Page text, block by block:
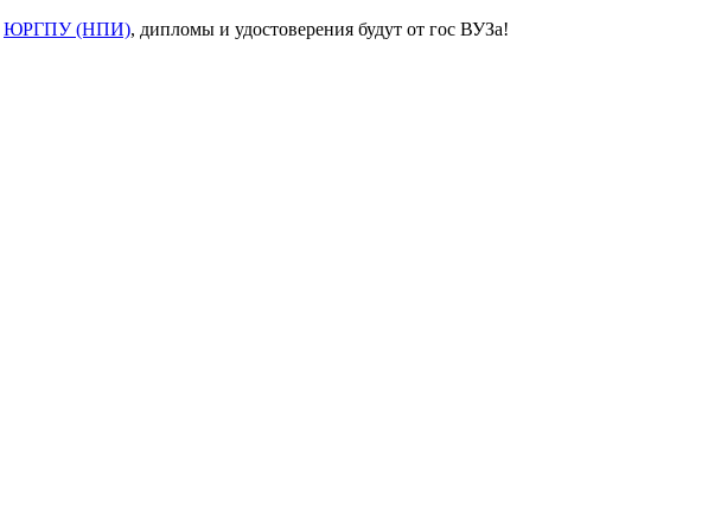
ЮРГПУ (НПИ), дипломы и удостоверения будут от гос ВУЗа!